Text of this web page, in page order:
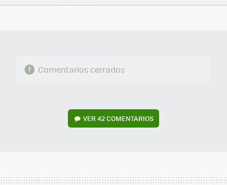
FACEBOOK
TWITTERFLIPBOARD
E-
WHATSAPP
Comentarios cerrados
VER42 COMENTARIOS